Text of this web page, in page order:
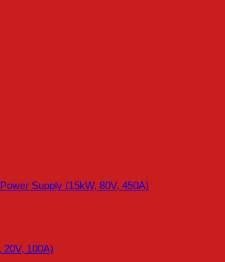
Supply (15kW, 80V, 450A)
20V, 100A)